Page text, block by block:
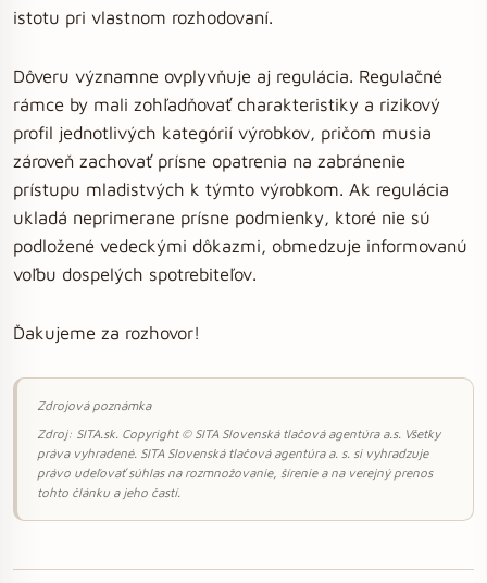
istotu pri vlastnom rozhodovaní.
Dôveru významne ovplyvňuje aj regulácia. Regulačné
rámce by mali zohľadňovať charakteristiky a rizikový
profil jednotlivých kategórií výrobkov, pričom musia
zároveň zachovať prísne opatrenia na zabránenie
prístupu mladistvých k týmto výrobkom. Ak regulácia
ukladá neprimerane prísne podmienky, ktoré nie sú
podložené vedeckými dôkazmi, obmedzuje informovanú
voľbu dospelých spotrebiteľov.
Ďakujeme za rozhovor!
Zdrojová poznámka
Zdroj: SITA.sk. Copyright © SITA Slovenská tlačová agentúra a.s. Všetky
práva vyhradené. SITA Slovenská tlačová agentúra a. s. si vyhradzuje
právo udeľovať súhlas na rozmnožovanie, šírenie a na verejný prenos
tohto článku a jeho častí.